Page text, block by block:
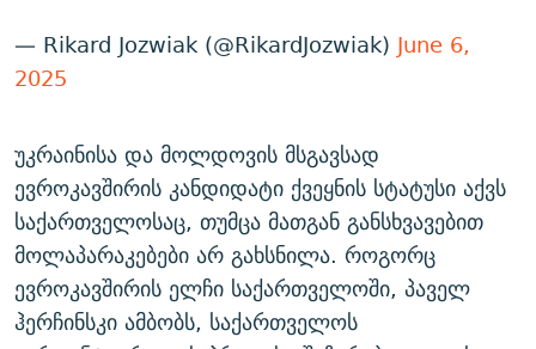
— Rikard Jozwiak (@RikardJozwiak) June 6,
2025
უკრაინისა და მოლდოვის მსგავსად
ევროკავშირის კანდიდატი ქვეყნის სტატუსი აქვს
საქართველოსაც, თუმცა მათგან განსხვავებით
მოლაპარაკებები არ გახსნილა. როგორც
ევროკავშირის ელჩი საქართველოში, პაველ
ჰერჩინსკი ამბობს, საქართველოს